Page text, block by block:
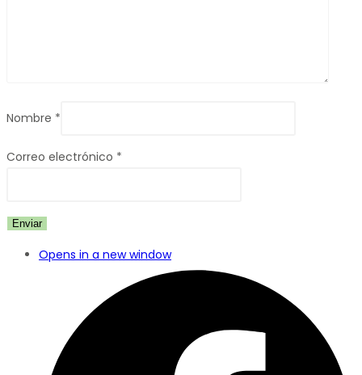
Nombre *
Correo electrónico *
Opens in a new window